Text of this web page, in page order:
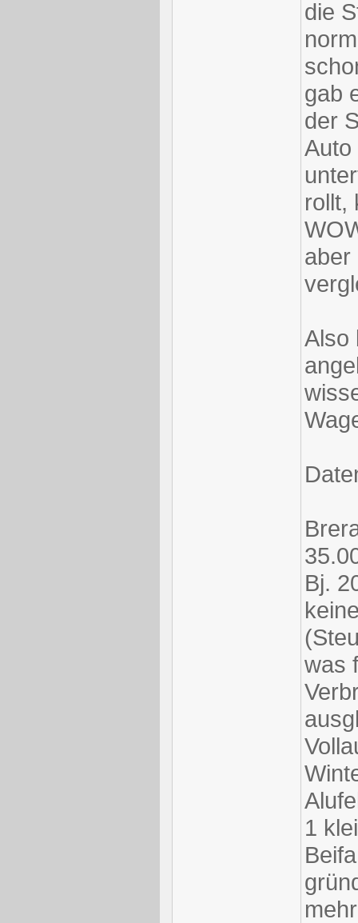
die
gab
der
Auto
rollt,
aber
Also
Bj.
was
1